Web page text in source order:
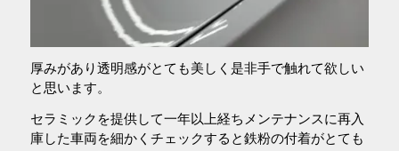
厚みがあり透明感がとても美しく是非手で触れて欲しい
と思います。
セラミックを提供して一年以上経ちメンテナンスに再入
庫した車両を細かくチェックすると鉄粉の付着がとても